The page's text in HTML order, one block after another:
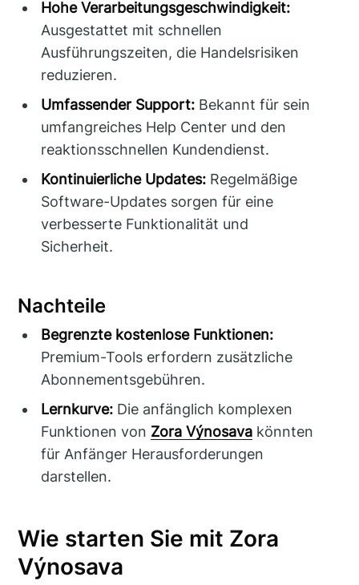
Hohe Verarbeitungsgeschwindigkeit:
Ausgestattet mit schnellen
Ausführungszeiten, die Handelsrisiken
reduzieren.
Umfassender Support: Bekannt für sein
umfangreiches Help Center und den
reaktionsschnellen Kundendienst.
Kontinuierliche Updates: Regelmäßige
Software-Updates sorgen für eine
verbesserte Funktionalität und
Sicherheit.
Nachteile
Begrenzte kostenlose Funktionen:
Premium-Tools erfordern zusätzliche
Abonnementsgebühren.
Lernkurve: Die anfänglich komplexen
Funktionen von Zora Výnosava könnten
für Anfänger Herausforderungen
darstellen.
Wie starten Sie mit Zora
Výnosava